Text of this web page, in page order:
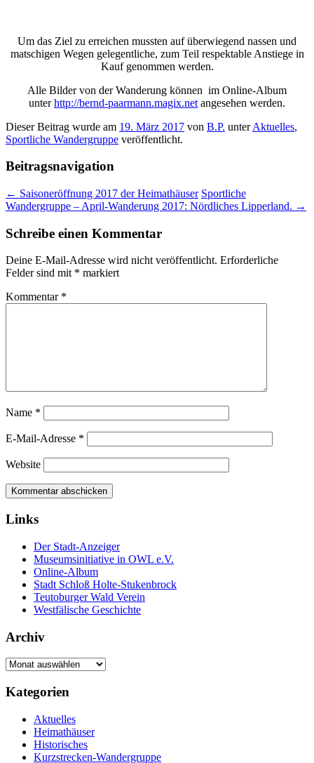
Um das Ziel zu erreichen mussten auf überwiegend nassen und
matschigen Wegen gelegentliche, zum Teil respektable Anstiege in
Kauf genommen werden.
Alle Bilder von der Wanderung können im Online-Album
unterhttp://bernd-paarmann.magix.net angesehen werden.
Dieser Beitrag wurde am 19. März 2017 von B.P. unterAktuelles,
Sportliche Wandergruppe veröffentlicht.
Beitragsnavigation
← Saisoneröffnung 2017 der Heimathäuser Sportliche
Wandergruppe – April-Wanderung 2017: Nördliches Lipperland. →
Schreibe einen Kommentar
Deine E-Mail-Adresse wird nicht veröffentlicht. Erforderliche
Felder sind mit * markiert
Kommentar *
Name *
E-Mail-Adresse *
Website
Links
Der Stadt-Anzeiger
Museumsinitiative in OWL e.V.
Online-Album
Stadt Schloß Holte-Stukenbrock
Teutoburger Wald Verein
Westfälische Geschichte
Archiv
Archiv
Kategorien
Aktuelles
Heimathäuser
Historisches
Kurzstrecken-Wandergruppe